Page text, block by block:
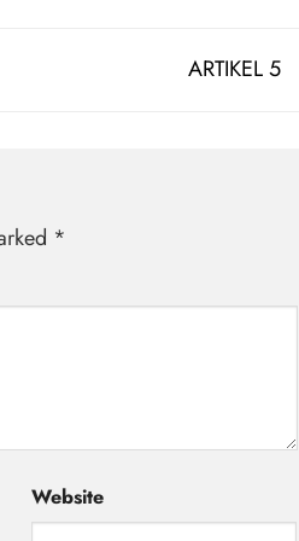
ARTIKEL 5
*
Website